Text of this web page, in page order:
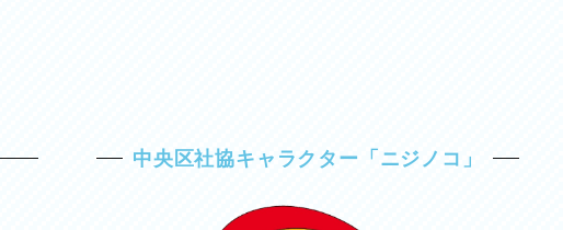
中央区社協キャラクター「ニジノコ」